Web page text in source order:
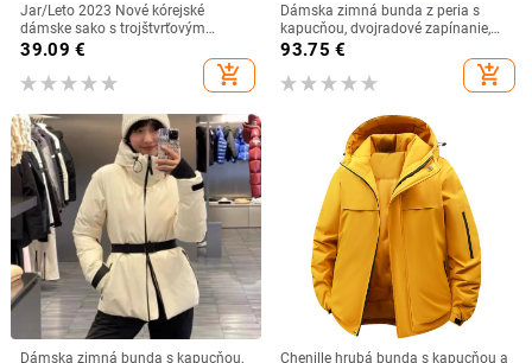
Jar/Leto 2023 Nové kórejské
dámske sako s trojštvrťovým
rukávom, kórejský štíhly ležérny
krátky tenký oblek, dámske vrchné
oblečenie
39.09 €
add_shopping_cart
Dámska zimná bunda z peria s
kapucňou, dvojradové zapínanie,
dlhý strih, biele kačacie perie a
93.75 €
add_shopping_cart
Dámska zimná bunda s kapucňou, Chenille hrubá bunda s kapucňou a